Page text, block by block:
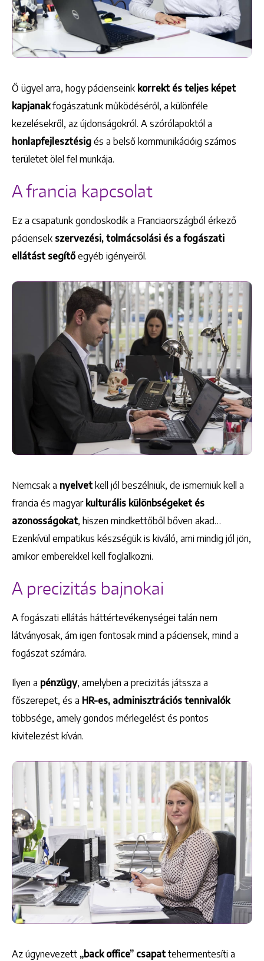
Keresés
Ő ügyel arra, hogy pácienseink korrekt és teljes képet
kapjanakfogászatunk működéséről, a különféle
kezelésekről, az újdonságokról. A szórólapoktól a
honlapfejlesztésig és a belső kommunikációig számos
területet ölel fel munkája.
A francia kapcsolat
Ez a csapatunk gondoskodik a Franciaországból érkező
páciensek szervezési, tolmácsolási és a fogászati
ellátást segítő egyéb igényeiről.
Nemcsak a nyelvet kell jól beszélniük, de ismerniük kell a
francia és magyar kulturális különbségeket és
azonosságokat, hiszen mindkettőből bőven akad…
Ezenkívül empatikus készségük is kiváló, ami mindig jól jön,
amikor emberekkel kell foglalkozni.
A precizitás bajnokai
A fogászati ellátás háttértevékenységei talán nem
látványosak, ám igen fontosak mind a páciensek, mind a
fogászat számára.
Ilyen a pénzügy, amelyben a precizitás játssza a
főszerepet, és a HR-es, adminisztrációs tennivalók
többsége, amely gondos mérlegelést és pontos
kivitelezést kíván.
Az úgynevezett „back office” csapat tehermentesíti a